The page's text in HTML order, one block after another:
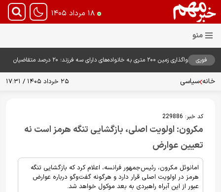
۱۸ مرداد ۱۴۰۵
فوری
واگذاری زمین ۲۰۰ متری به خانواده‌های دارای سه فرزند؛ ۲۰ درصد متقاضیان
خانه سیاسی ۲۵ خرداد ۱۴۰۵ / ۱۷:۳۱
کد خبر: 229886
مکرون: اولویت اصلی، بازگشایی تنگه هرمز است نه
تعیین عوارض
امانوئل مکرون، رئیس‌جمهور فرانسه، اعلام کرد که بازگشایی تنگه
هرمز در اولویت اصلی قرار دارد و هرگونه گفت‌وگو درباره عوارض
عبور از این آبراه راهبردی به بعد موکول خواهد شد.